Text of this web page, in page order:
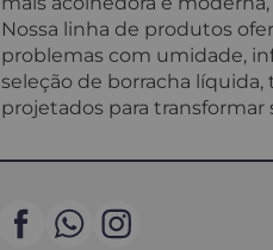
Nossa linha de produtos
problemas com umidade,
seleção de borracha
projetados para transformar